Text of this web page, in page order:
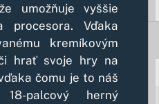
umožňuje vyššie
Vďaka
kremíkovým
hrať svoje hry na
čomu je to náš
palcový herný